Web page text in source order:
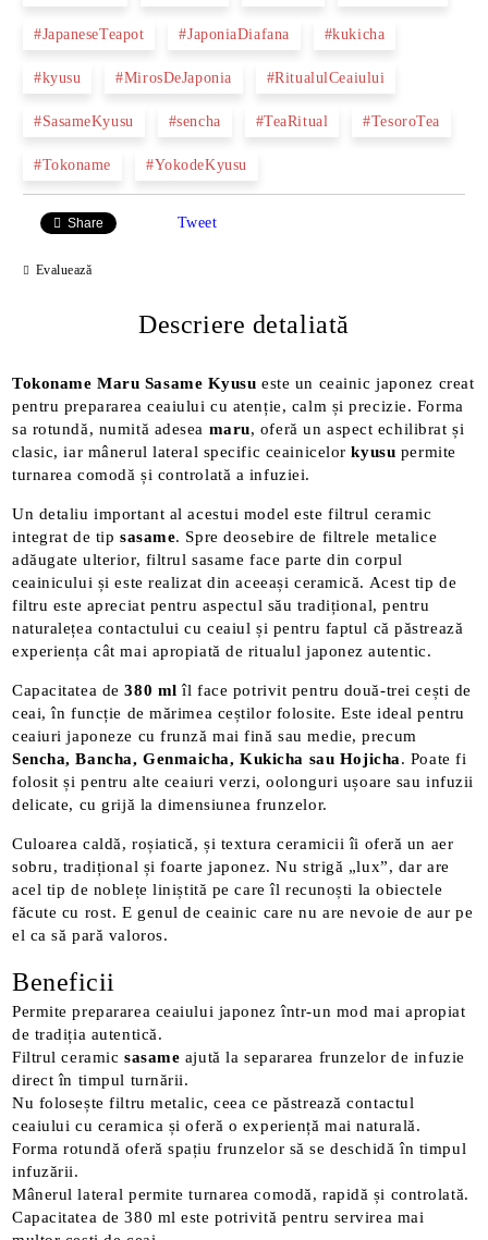
#JapaneseTeapot #JaponiaDiafana #kukicha
#kyusu #MirosDeJaponia #RitualulCeaiului
#SasameKyusu #sencha #TeaRitual #TesoroTea
#Tokoname #YokodeKyusu
Share Tweet
Evaluează
Descriere detaliată
Tokoname Maru Sasame Kyusu este un ceainic japonez creat
pentru prepararea ceaiului cu atenție, calm și precizie. Forma
sa rotundă, numită adesea maru, oferă un aspect echilibrat și
clasic, iar mânerul lateral specific ceainicelorkyusu permite
turnarea comodă și controlată a infuziei.
Un detaliu important al acestui model este filtrul ceramic
integrat de tip sasame. Spre deosebire de filtrele metalice
adăugate ulterior, filtrul sasame face parte din corpul
ceainicului și este realizat din aceeași ceramică. Acest tip de
filtru este apreciat pentru aspectul său tradițional, pentru
naturalețea contactului cu ceaiul și pentru faptul că păstrează
experiența cât mai apropiată de ritualul japonez autentic.
Capacitatea de380 ml îl face potrivit pentru două-trei cești de
ceai, în funcție de mărimea ceștilor folosite. Este ideal pentru
ceaiuri japoneze cu frunză mai fină sau medie, precum
Sencha, Bancha, Genmaicha, Kukicha sau Hojicha. Poate fi
folosit și pentru alte ceaiuri verzi, oolonguri ușoare sau infuzii
delicate, cu grijă la dimensiunea frunzelor.
Culoarea caldă, roșiatică, și textura ceramicii îi oferă un aer
sobru, tradițional și foarte japonez. Nu strigă „lux”, dar are
acel tip de noblețe liniștită pe care îl recunoști la obiectele
făcute cu rost. E genul de ceainic care nu are nevoie de aur pe
el ca să pară valoros.
Beneficii
Permite prepararea ceaiului japonez într-un mod mai apropiat
de tradiția autentică.
Filtrul ceramic sasame ajută la separarea frunzelor de infuzie
direct în timpul turnării.
Nu folosește filtru metalic, ceea ce păstrează contactul
ceaiului cu ceramica și oferă o experiență mai naturală.
Forma rotundă oferă spațiu frunzelor să se deschidă în timpul
infuzării.
Mânerul lateral permite turnarea comodă, rapidă și controlată.
Capacitatea de 380 ml este potrivită pentru servirea mai